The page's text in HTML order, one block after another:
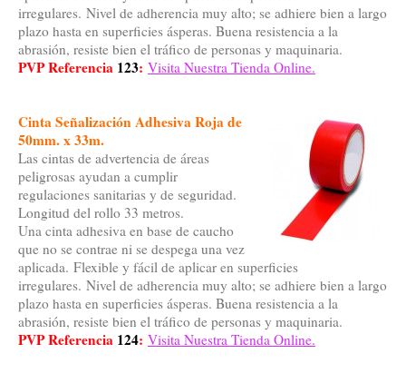
irregulares. Nivel de adherencia muy alto; se adhiere bien a largo
plazo hasta en superficies ásperas. Buena resistencia a la
abrasión, resiste bien el tráfico de personas y maquinaria.
PVP Referencia 123: Visita Nuestra Tienda Online.
Cinta Señalización Adhesiva Roja de
50mm. x 33m.
Las cintas de advertencia de áreas
peligrosas ayudan a cumplir
regulaciones sanitarias y de seguridad.
Longitud del rollo 33 metros.
Una cinta adhesiva en base de caucho
que no se contrae ni se despega una vez
aplicada. Flexible y fácil de aplicar en superficies
irregulares. Nivel de adherencia muy alto; se adhiere bien a largo
plazo hasta en superficies ásperas. Buena resistencia a la
abrasión, resiste bien el tráfico de personas y maquinaria.
PVP Referencia 124: Visita Nuestra Tienda Online.